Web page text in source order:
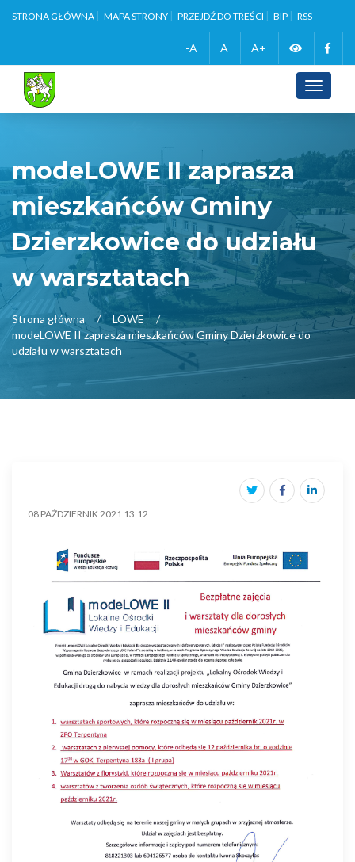
STRONA GŁÓWNA MAPA STRONY PRZEJDŹ DO TREŚCI BIP RSS
-A A A+ Zmień
wersję
Toggle
modeLOWE II zaprasza
mieszkańców Gminy
Dzierzkowice do udziału
w warsztatach
Strona główna
LOWE
modeLOWE II zaprasza mieszkańców Gminy Dzierzkowice do
udziału w warsztatach
08 PAŹDZIERNIK 2021 13:12